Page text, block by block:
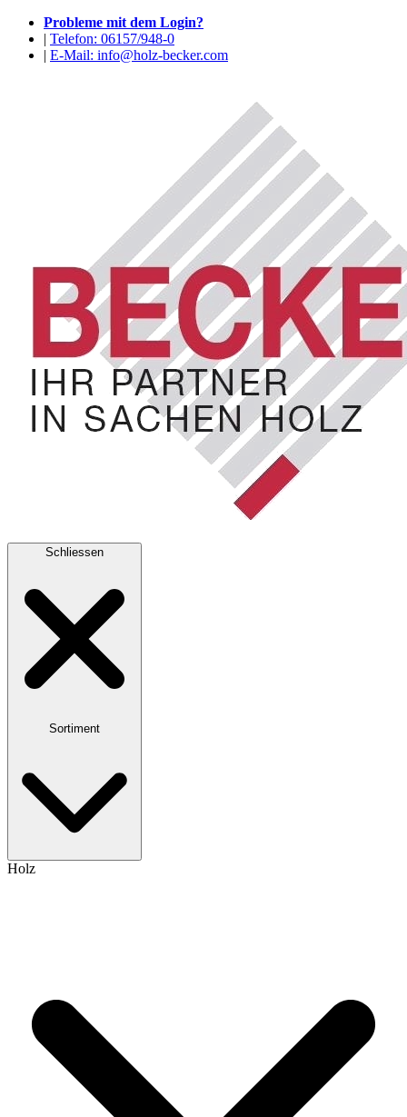
Probleme mit dem Login?
| Telefon: 06157/948-0
| E-Mail: info@holz-becker.com
Schliessen
Sortiment
Holz